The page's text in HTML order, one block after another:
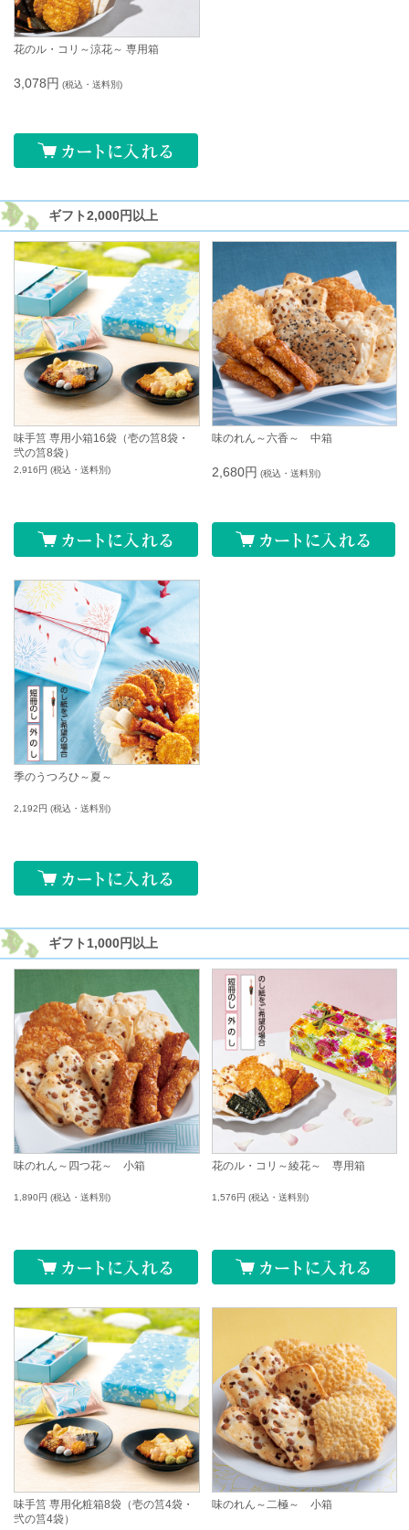
花のル・コリ～涼花～ 専用箱
3,078円 (税込・送料別)
ギフト2,000円以上
味手筥 専用小箱16袋（壱の筥8袋・
弐の筥8袋）
2,916円 (税込・送料別)
味のれん～六香～ 中箱
2,680円 (税込・送料別)
季のうつろひ～夏～
2,192円 (税込・送料別)
ギフト 1,000円以上
味のれん～四つ花～ 小箱
1,890円 (税込・送料別)
花のル・コリ～綾花～ 専用箱
1,576円 (税込・送料別)
味手筥 専用化粧箱8袋（壱の筥4袋・
弐の筥4袋）
味のれん～二極～ 小箱